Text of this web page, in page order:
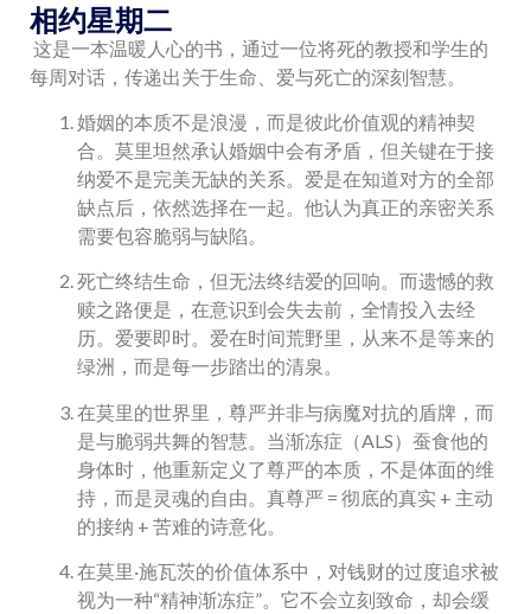
相约星期二
这是一本温暖人心的书，通过一位将死的教授和学生的
每周对话，传递出关于生命、爱与死亡的深刻智慧。
婚姻的本质不是浪漫，而是彼此价值观的精神契
合。莫里坦然承认婚姻中会有矛盾，但关键在于接
纳爱不是完美无缺的关系。爱是在知道对方的全部
缺点后，依然选择在一起。他认为真正的亲密关系
需要包容脆弱与缺陷。
死亡终结生命，但无法终结爱的回响。而遗憾的救
赎之路便是，在意识到会失去前，全情投入去经
历。爱要即时。爱在时间荒野里，从来不是等来的
绿洲，而是每一步踏出的清泉。
在莫里的世界里，尊严并非与病魔对抗的盾牌，而
是与脆弱共舞的智慧。当渐冻症（ALS）蚕食他的
身体时，他重新定义了尊严的本质，不是体面的维
持，而是灵魂的自由。真尊严 = 彻底的真实 + 主动
的接纳 + 苦难的诗意化。
在莫里·施瓦茨的价值体系中，对钱财的过度追求被
视为一种“精神渐冻症”。它不会立刻致命，却会缓